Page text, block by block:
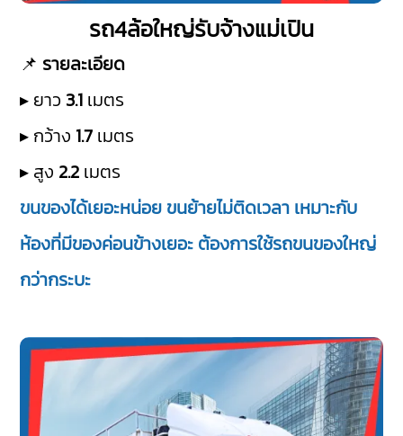
รถ4ล้อใหญ่รับจ้างแม่เปิน
📌 รายละเอียด
▸ ยาว 3.1 เมตร
▸ กว้าง 1.7 เมตร
▸ สูง 2.2 เมตร
ขนของได้เยอะหน่อย ขนย้ายไม่ติดเวลา เหมาะกับ
ห้องที่มีของค่อนข้างเยอะ ต้องการใช้รถขนของใหญ่
กว่ากระบะ